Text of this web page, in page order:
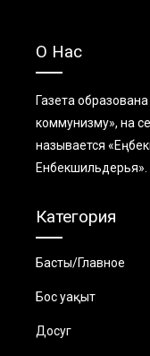
О Нас
Газета
коммунизму», на
называется
Енбекшильдерья».
Категория
Басты/Главное
Бос уақыт
Досуг